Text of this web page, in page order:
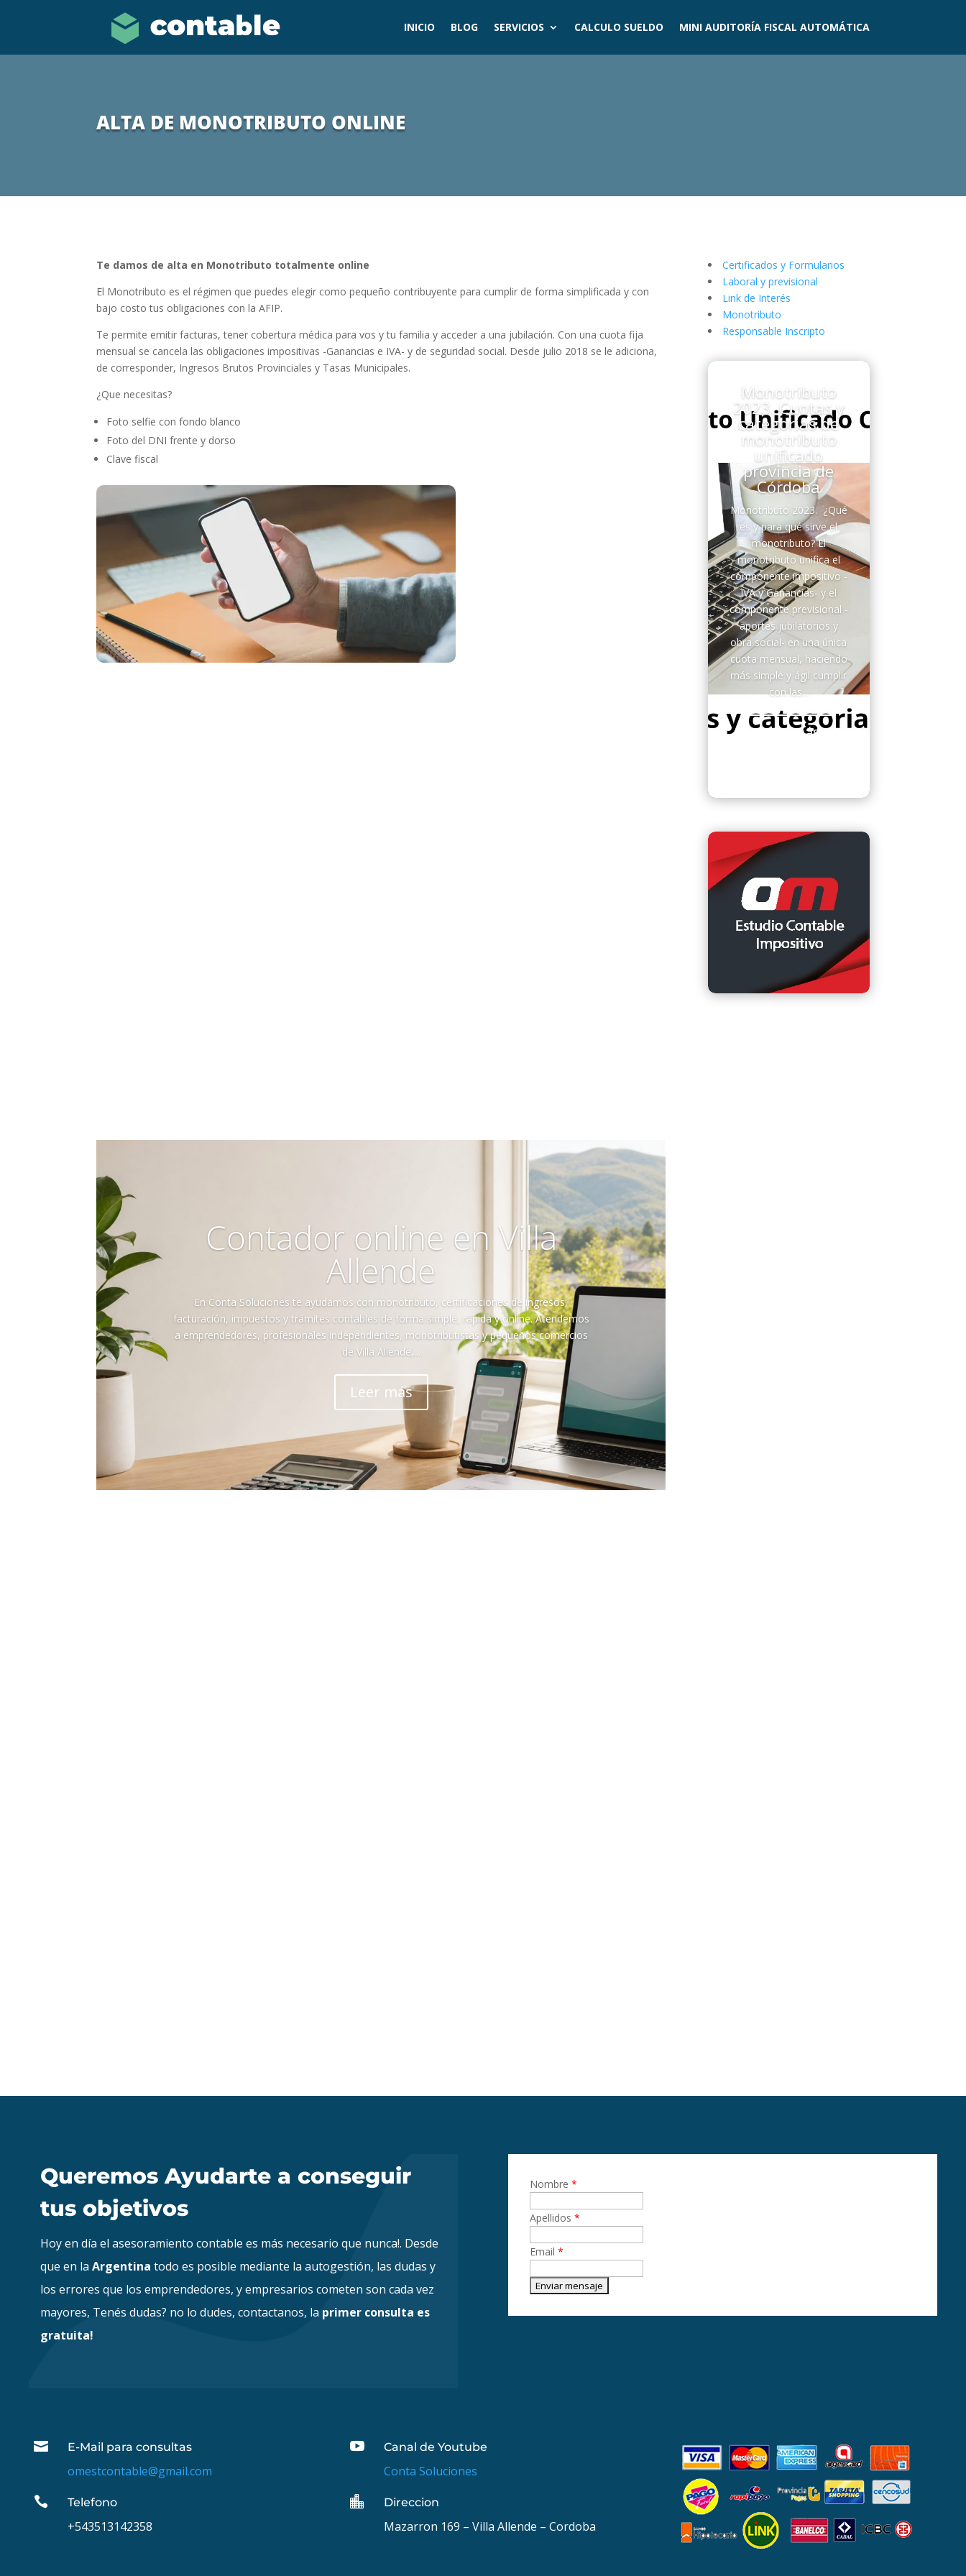
INICIO BLOG SERVICIOS CALCULO SUELDO MINI AUDITORÍA FISCAL AUTOMÁTICA
ALTA DE MONOTRIBUTO ONLINE
Te damos de alta en Monotributo totalmente online
El Monotributo es el régimen que puedes elegir como pequeño contribuyente para cumplir de forma simplificada y con
bajo costo tus obligaciones con la AFIP.
Te permite emitir facturas, tener cobertura médica para vos y tu familia y acceder a una jubilación. Con una cuota fija
mensual se cancela las obligaciones impositivas -Ganancias e IVA- y de seguridad social. Desde julio 2018 se le adiciona,
de corresponder, Ingresos Brutos Provinciales y Tasas Municipales.
¿Que necesitas?
Foto selfie con fondo blanco
Foto del DNI frente y dorso
Clave fiscal
Contador online en Villa
Allende
En Conta Soluciones te ayudamos con monotributo, certificaciones de ingresos,
facturación, impuestos y trámites contables de forma simple, rápida y online. Atendemos
a emprendedores, profesionales independientes, monotributistas y pequeños comercios
de Villa Allende,...
Leer más
Certificados y Formularios
Laboral y previsional
Link de Interés
Monotributo
Responsable Inscripto
Monotributo
2023. Cuotas y
categorias de
monotributo
unificado
provincia de
Córdoba
Monotributo 2023. ¿Qué
es y para qué sirve el
monotributo? El
monotributo unifica el
componente impositivo -
IVA y Ganancias- y el
componente previsional -
aportes jubilatorios y
obra social- en una única
cuota mensual, haciendo
más simple y ágil cumplir
con las...
Leer más
Queremos Ayudarte a conseguir
tus objetivos
Hoy en día el asesoramiento contable es más necesario que nunca!. Desde
que en laArgentina todo es posible mediante la autogestión, las dudas y
los errores que los emprendedores, y empresarios cometen son cada vez
mayores, Tenés dudas? no lo dudes, contactanos, la primer consulta es
gratuita!
Nombre *
Apellidos *
Email *
 E-Mail para consultas
omestcontable@gmail.com
 Telefono
+543513142358
 Canal de Youtube
Conta Soluciones
 Direccion
Mazarron 169 – Villa Allende – Cordoba